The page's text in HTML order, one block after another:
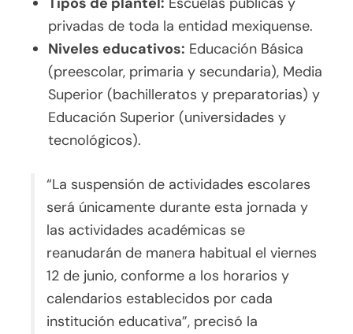
privadas de toda la entidad mexiquense.
Niveles educativos: Educación Básica
(preescolar, primaria y secundaria), Media
Superior (bachilleratos y preparatorias) y
Educación Superior (universidades y
tecnológicos).
“La suspensión de actividades escolares
será únicamente durante esta jornada y
las actividades académicas se
reanudarán de manera habitual el viernes
12 de junio, conforme a los horarios y
calendarios establecidos por cada
institución educativa”, precisó la